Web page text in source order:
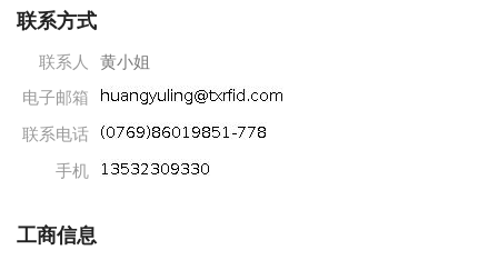
线），各类智能门锁电路板的年出货量超500万套。
同欣智能服务的客户数量领先于同行，获得业内广泛认可，与
门锁领域的众多知名企业合作密切，客户的成功案例有：武汉
军运会\北京残奥会\上海世博会\广州亚运会\印尼亚运会\深圳大
运会等场管或运动员公寓用锁；维也纳\锦江酒店集团\香格里拉
秀地产\万科地产\融创地产\碧桂园\恒大地产\保利地产\珠江投资
联系方式
联系人
黄小姐
电子邮箱
联系电话
手机
工商信息